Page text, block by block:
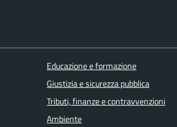
Educazione e formazione
Giustizia e sicurezza pubblica
Tributi, finanze e contravvenzioni
Ambiente